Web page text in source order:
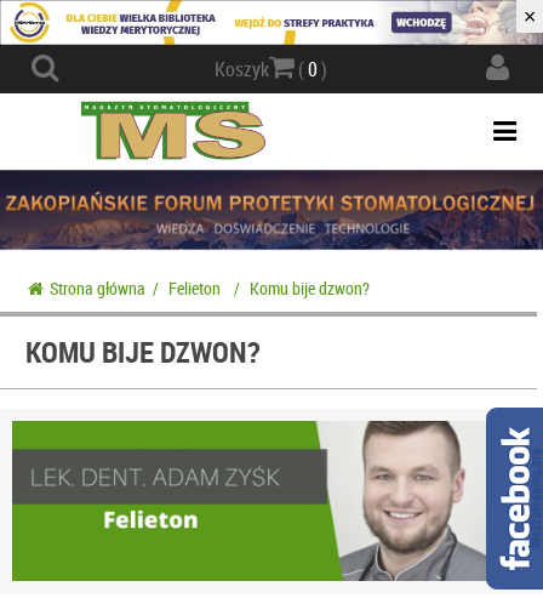
×
Koszyk (0)
Strona główna / Felieton / Komu bije dzwon?
KOMU BIJE DZWON?